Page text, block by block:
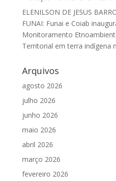
ELENILSON DE JESUS
FUNAI: Funai e Coiab
Monitoramento
Territorial em terra indígena
Arquivos
agosto 2026
julho 2026
junho 2026
maio 2026
abril 2026
março 2026
fevereiro 2026